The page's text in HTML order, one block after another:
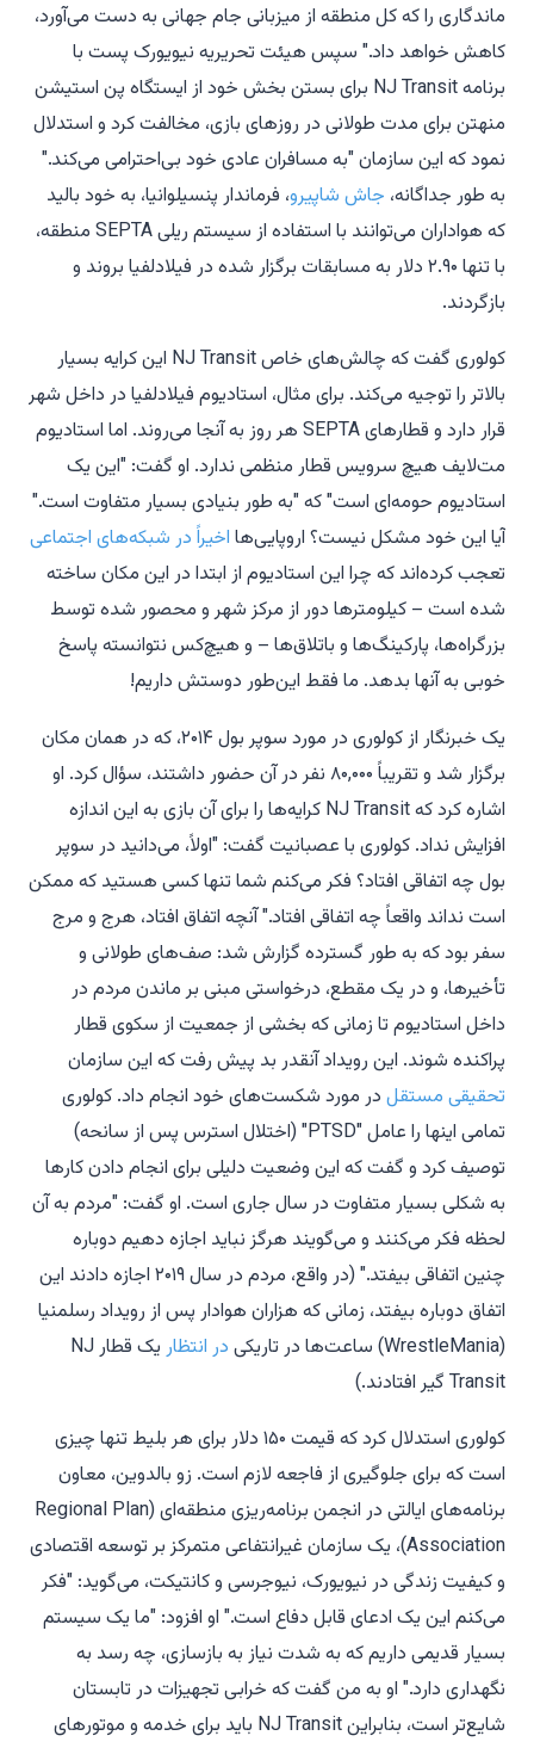
ماندگاری را که کل منطقه از میزبانی جام جهانی به دست می‌آورد،
کاهش خواهد داد." سپس هیئت تحریریه نیویورک پست با
برنامه NJ Transit برای بستن بخش خود از ایستگاه پن استیشن
منهتن برای مدت طولانی در روزهای بازی، مخالفت کرد و استدلال
نمود که این سازمان "به مسافران عادی خود بی‌احترامی می‌کند."
به طور جداگانه، جاش شاپیرو، فرماندار پنسیلوانیا، به خود بالید
که هواداران می‌توانند با استفاده از سیستم ریلی SEPTA منطقه،
با تنها ۲.۹۰ دلار به مسابقات برگزار شده در فیلادلفیا بروند و
بازگردند.
کولوری گفت که چالش‌های خاص NJ Transit این کرایه بسیار
بالاتر را توجیه می‌کند. برای مثال، استادیوم فیلادلفیا در داخل شهر
قرار دارد و قطارهای SEPTA هر روز به آنجا می‌روند. اما استادیوم
مت‌لایف هیچ سرویس قطار منظمی ندارد. او گفت: "این یک
استادیوم حومه‌ای است" که "به طور بنیادی بسیار متفاوت است."
آیا این خود مشکل نیست؟ اروپایی‌ها اخیراً در شبکه‌های اجتماعی
تعجب کرده‌اند که چرا این استادیوم از ابتدا در این مکان ساخته
شده است – کیلومترها دور از مرکز شهر و محصور شده توسط
بزرگراه‌ها، پارکینگ‌ها و باتلاق‌ها – و هیچ‌کس نتوانسته پاسخ
خوبی به آنها بدهد. ما فقط این‌طور دوستش داریم!
یک خبرنگار از کولوری در مورد سوپر بول ۲۰۱۴، که در همان مکان
برگزار شد و تقریباً ۸۰,۰۰۰ نفر در آن حضور داشتند، سؤال کرد. او
اشاره کرد که NJ Transit کرایه‌ها را برای
آن بازی به این اندازه
افزایش نداد. کولوری با عصبانیت گفت: "اولاً، می‌دانید در سوپر
بول چه اتفاقی افتاد؟ فکر می‌کنم شما تنها کسی هستید که ممکن
است نداند واقعاً چه اتفاقی افتاد." آنچه اتفاق افتاد، هرج و مرج
سفر بود که به طور گسترده گزارش شد: صف‌های طولانی و
تأخیرها، و در یک مقطع، درخواستی مبنی بر ماندن مردم در
داخل استادیوم تا زمانی که بخشی از جمعیت از سکوی قطار
پراکنده شوند. این رویداد آنقدر بد پیش رفت که این سازمان
تحقیقی مستقل در مورد شکست‌های خود انجام داد. کولوری
تمامی اینها را عامل "PTSD" (اختلال استرس پس از سانحه)
توصیف کرد و گفت که این وضعیت دلیلی برای انجام دادن کارها
به شکلی بسیار متفاوت در سال جاری است. او گفت: "مردم به آن
لحظه فکر می‌کنند و می‌گویند هرگز نباید اجازه دهیم دوباره
چنین اتفاقی بیفتد." (در واقع، مردم در سال ۲۰۱۹ اجازه دادند این
اتفاق دوباره بیفتد، زمانی که هزاران هوادار پس از رویداد رسلمنیا
(WrestleMania) ساعت‌ها در تاریکی
در انتظار
یک قطار NJ
Transit گیر افتادند.)
کولوری استدلال کرد که قیمت ۱۵۰ دلار برای هر بلیط تنها چیزی
است که برای جلوگیری از فاجعه لازم است. زو بالدوین، معاون
برنامه‌های ایالتی در انجمن برنامه‌ریزی منطقه‌ای (Regional Plan
Association)، یک سازمان غیرانتفاعی متمرکز بر توسعه اقتصادی
و کیفیت زندگی در نیویورک، نیوجرسی و کانتیکت، می‌گوید: "فکر
می‌کنم این یک ادعای قابل دفاع است." او افزود: "ما یک سیستم
بسیار قدیمی داریم که به شدت نیاز به بازسازی، چه رسد به
نگهداری دارد." او به من گفت که خرابی تجهیزات در تابستان
شایع‌تر است، بنابراین NJ Transit باید برای خدمه و موتورهای